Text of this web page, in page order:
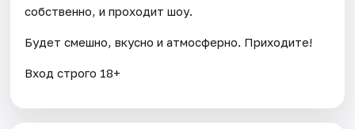
собственно, и проходит шоу.
Будет смешно, вкусно и атмосферно. Приходите!
Вход строго 18+